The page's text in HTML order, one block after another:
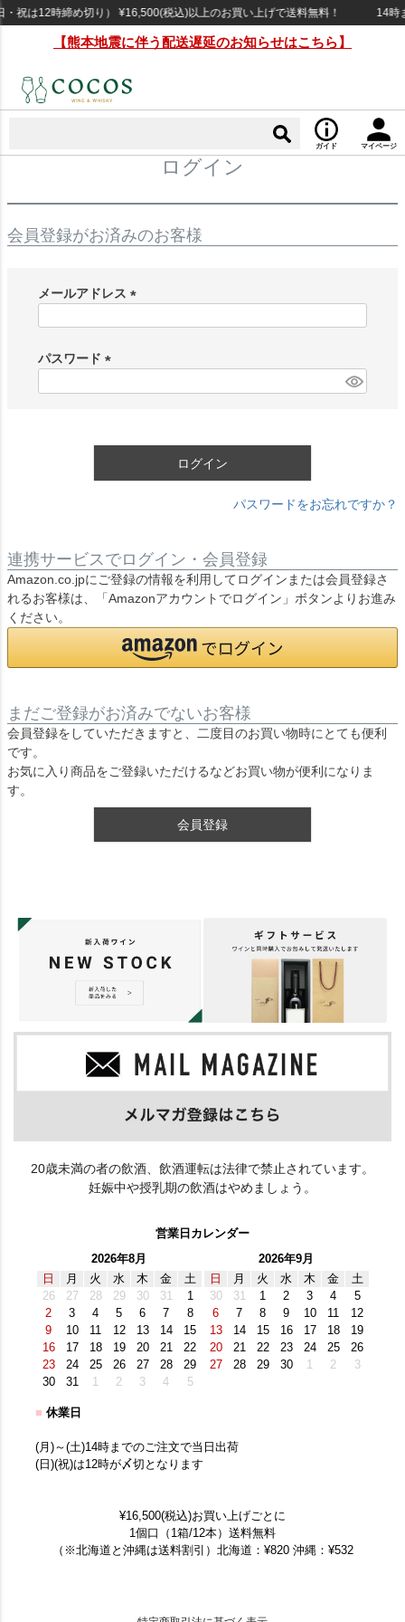
祝は12時締め切り） ¥16,500(税込)以上のお買い上げで送料無料！ 14時
【熊本地震に伴う配送遅延のお知らせはこちら】
ガイド マイページ
ログイン
会員登録がお済みのお客様
メールアドレス
)
パスワード
ログイン
パスワードをお忘れですか？
連携サービスでログイン・会員登録
Amazon.co.jpにご登録の情報を利用してログインまたは会員登録さ
れるお客様は、「Amazonアカウントでログイン」ボタンよりお進み
ください。
まだご登録がお済みでないお客様
会員登録をしていただきますと、二度目のお買い物時にとても便利
です。
お気に入り商品をご登録いただけるなどお買い物が便利になりま
す。
会員登録
20歳未満の者の飲酒、飲酒運転は法律で禁止されています。
妊娠中や授乳期の飲酒はやめましょう。
営業日カレンダー
2026年8月
日
月 火 水 木 金
土
26
27 28 29 30 31
1
2
3 4 5 6 7
8
9
10 11 12 13 14
15
16
17 18 19 20 21
22
23
24 25 26 27 28
29
30
31 1 2 3 4 5
2026年9月
日
月 火 水 木 金
土
30
31 1 2 3 4
5
6
7 8 9 10 11
12
13
14 15 16 17 18
19
20
21 22 23 24 25
26
27
28 29 30 1 2 3
■ 休業日
(月)～(土)14時までのご注文で当日出荷
(日)(祝)は12時が〆切となります
¥16,500(税込)お買い上げごとに
1個口（1箱/12本）送料無料
（※北海道と沖縄は送料割引）北海道：¥820 沖縄：¥532